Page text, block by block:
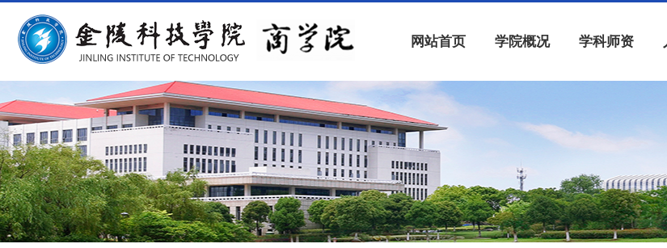
网站首页 学院概况 学科师资